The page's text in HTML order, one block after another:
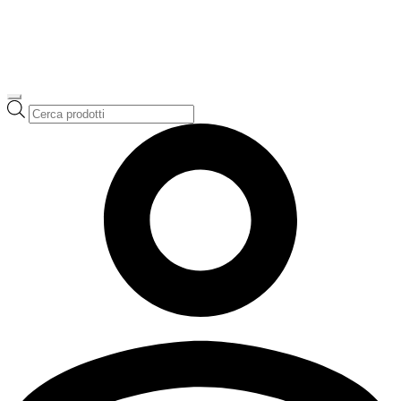
Ricerca
prodotti